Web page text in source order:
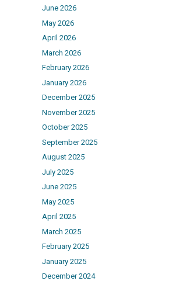
June 2026
May 2026
April 2026
March 2026
February 2026
January 2026
December 2025
November 2025
October 2025
September 2025
August 2025
July 2025
June 2025
May 2025
April 2025
March 2025
February 2025
January 2025
December 2024